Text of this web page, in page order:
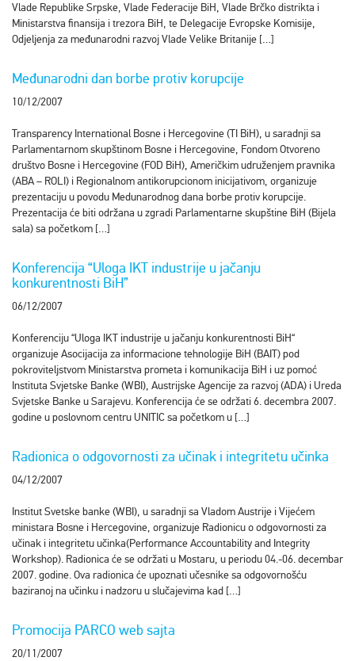
Vlade Republike Srpske, Vlade Federacije BiH, Vlade Brčko distrikta i
Ministarstva finansija i trezora BiH, te Delegacije Evropske Komisije,
Odjeljenja za međunarodni razvoj Vlade Velike Britanije […]
Međunarodni dan borbe protiv korupcije
10/12/2007
Transparency International Bosne i Hercegovine (TI BiH), u saradnji sa
Parlamentarnom skupštinom Bosne i Hercegovine, Fondom Otvoreno
društvo Bosne i Hercegovine (FOD BiH), Američkim udruženjem pravnika
(ABA – ROLI) i Regionalnom antikorupcionom inicijativom, organizuje
prezentaciju u povodu Medunarodnog dana borbe protiv korupcije.
Prezentacija će biti održana u zgradi Parlamentarne skupštine BiH (Bijela
sala) sa početkom […]
Konferencija “Uloga IKT industrije u jačanju
konkurentnosti BiH”
06/12/2007
Konferenciju “Uloga IKT industrije u jačanju konkurentnosti BiH“
organizuje Asocijacija za informacione tehnologije BiH (BAIT) pod
pokroviteljstvom Ministarstva prometa i komunikacija BiH i uz pomoć
Instituta Svjetske Banke (WBI), Austrijske Agencije za razvoj (ADA) i Ureda
Svjetske Banke u Sarajevu. Konferencija će se održati 6. decembra 2007.
godine u poslovnom centru UNITIC sa početkom u […]
Radionica o odgovornosti za učinak i integritetu učinka
04/12/2007
Institut Svetske banke (WBI), u saradnji sa Vladom Austrije i Vijećem
ministara Bosne i Hercegovine, organizuje Radionicu o odgovornosti za
učinak i integritetu učinka(Performance Accountability and Integrity
Workshop). Radionica će se održati u Mostaru, u periodu 04.-06. decembar
2007. godine. Ova radionica će upoznati učesnike sa odgovornošću
baziranoj na učinku i nadzoru u slučajevima kad […]
Promocija PARCO web sajta
20/11/2007